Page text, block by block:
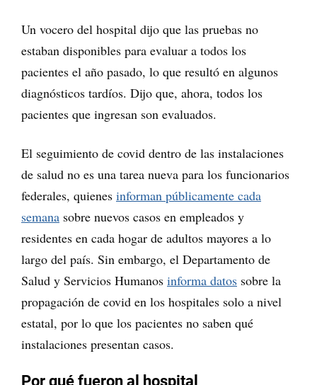
Un vocero del hospital dijo que las pruebas no
estaban disponibles para evaluar a todos los
pacientes el año pasado, lo que resultó en algunos
diagnósticos tardíos. Dijo que, ahora, todos los
pacientes que ingresan son evaluados.
El seguimiento de covid dentro de las instalaciones
de salud no es una tarea nueva para los funcionarios
federales, quienes informan públicamente cada
semana sobre nuevos casos en empleados y
residentes en cada hogar de adultos mayores a lo
largo del país. Sin embargo, el Departamento de
Salud y Servicios Humanos informa datos sobre la
propagación de covid en los hospitales solo a nivel
estatal, por lo que los pacientes no saben qué
instalaciones presentan casos.